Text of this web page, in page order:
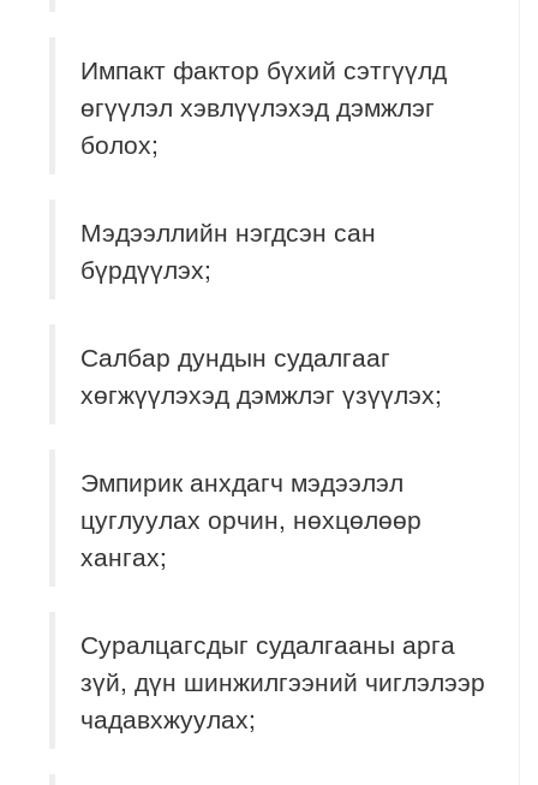
Импакт фактор бүхий сэтгүүлд
өгүүлэл хэвлүүлэхэд дэмжлэг
болох;
Мэдээллийн нэгдсэн сан
бүрдүүлэх;
Салбар дундын судалгааг
хөгжүүлэхэд дэмжлэг үзүүлэх;
Эмпирик анхдагч мэдээлэл
цуглуулах орчин, нөхцөлөөр
хангах;
Суралцагсдыг судалгааны арга
зүй, дүн шинжилгээний чиглэлээр
чадавхжуулах;